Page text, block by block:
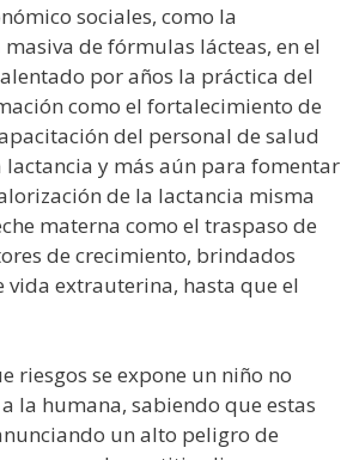
sociales, como la
de fórmulas lácteas, en el
por años la práctica del
como el fortalecimiento de
del personal de salud
y más aún para fomentar
de la lactancia misma
materna como el traspaso de
de crecimiento, brindados
extrauterina, hasta que el
riesgos se expone un niño no
la humana, sabiendo que estas
un alto peligro de